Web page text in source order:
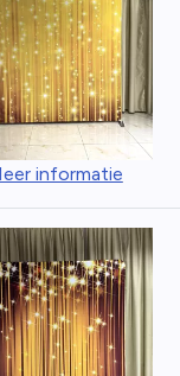
informatie